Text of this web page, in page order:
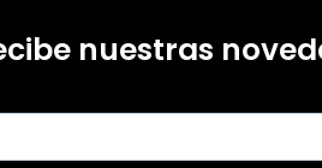
nuestras